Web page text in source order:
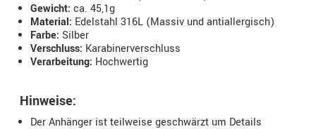
Gewicht: ca. 45,1g
Material: Edelstahl 316L (Massiv und antiallergisch)
Farbe: Silber
Verschluss: Karabinerverschluss
Verarbeitung: Hochwertig
Hinweise:
Der Anhänger ist teilweise geschwärzt um Details